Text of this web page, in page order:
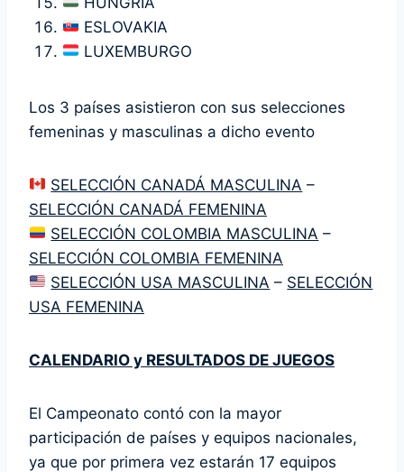
ESLOVAKIA
LUXEMBURGO
Los 3 países asistieron con sus selecciones
femeninas y masculinas a dicho evento
SELECCIÓN CANADÁ MASCULINA –
SELECCIÓN CANADÁ FEMENINA
SELECCIÓN COLOMBIA MASCULINA –
SELECCIÓN COLOMBIA FEMENINA
SELECCIÓN USA MASCULINA – SELECCIÓN
USA FEMENINA
CALENDARIO y RESULTADOS DE JUEGOS
El Campeonato contó con la mayor
participación de países y equipos nacionales,
ya que por primera vez estarán 17 equipos